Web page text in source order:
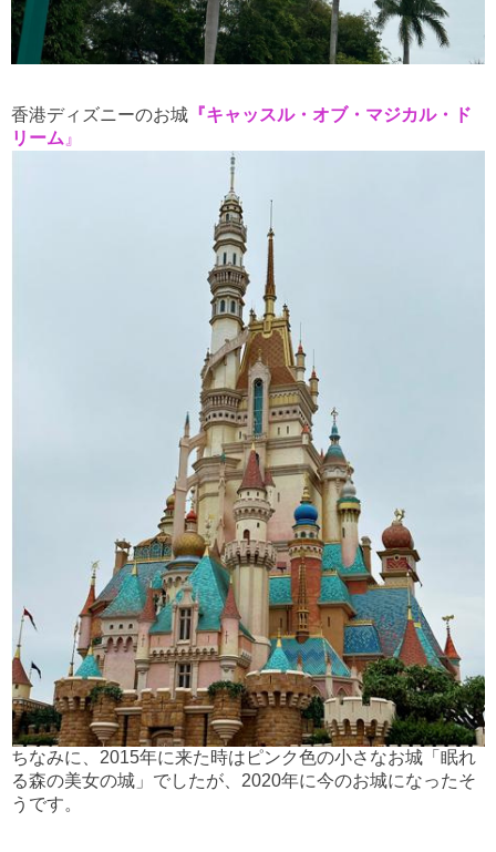
香港ディズニーのお城 『キャッスル・オブ・マジカル・ド
リーム 』
ちなみに、2015年に来た時はピンク色の小さなお城「眠れ
る森の美女の城」でしたが、2020年に今のお城になったそ
うです。